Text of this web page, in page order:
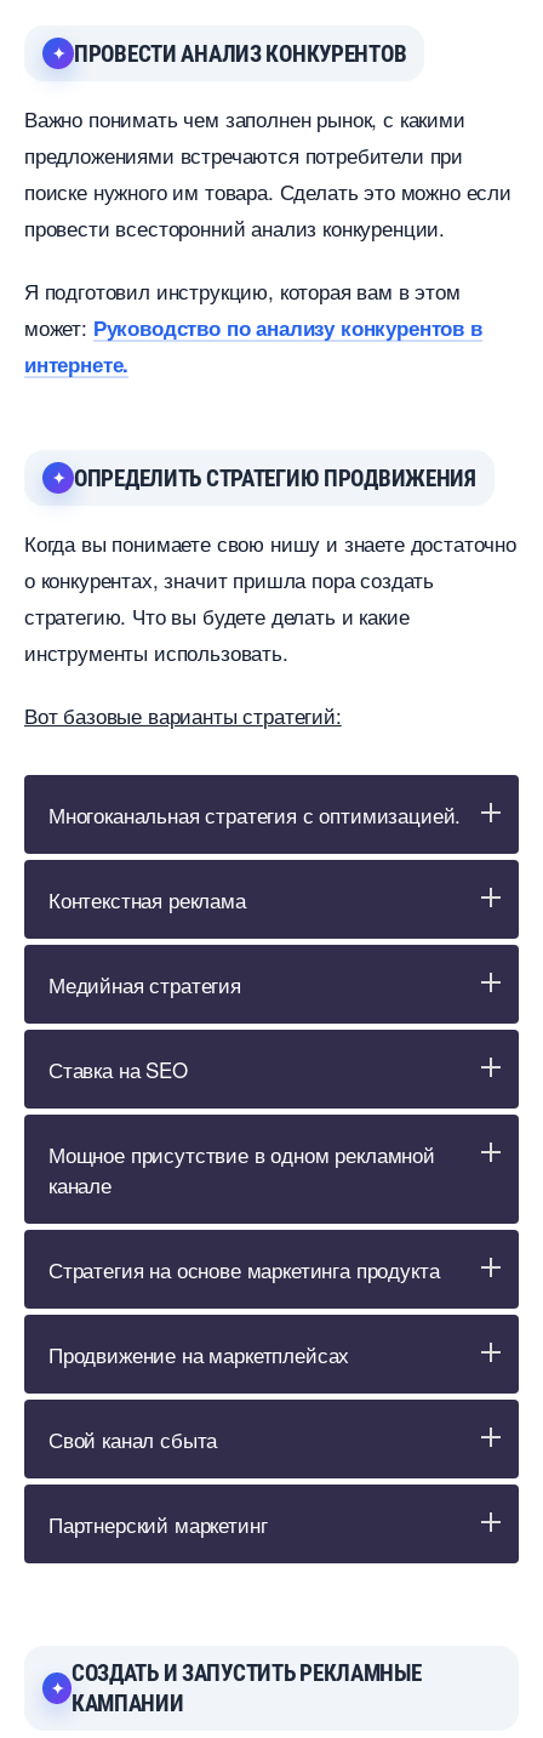
ПРОВЕСТИ АНАЛИЗ КОНКУРЕНТО
ажно понимать чем заполнен рынок, с какими
предложениями встречаются потребители при
поиске нужного им товара. Сделать это можно если
провести всесторонний анализ конкуренции.
Я подготовил инструкцию, которая вам в этом
может: Руководство по анализу конкуренто
интернете.
ОПРЕДЕЛИТЬ СТРАТЕГИЮ ПРОДВИЖЕНИЯ
Когда вы понимаете свою нишу и знаете достаточно
о конкурентах, значит пришла пора создать
стратегию. Что вы будете делать и какие
инструменты использовать.
от базовые варианты стратегий:
Многоканальная стратегия с оптимизацией.
Контекстная реклама
Медийная стратегия
Ставка на SEO
Мощное присутствие в одном рекламной
канале
Стратегия на основе маркетинга продукта
Продвижение на маркетплейсах
Свой канал сбыта
Партнерский маркетин
СОЗДАТЬ И ЗАПУСТИТЬ РЕКЛАМНЫЕ
КАМПАНИИ